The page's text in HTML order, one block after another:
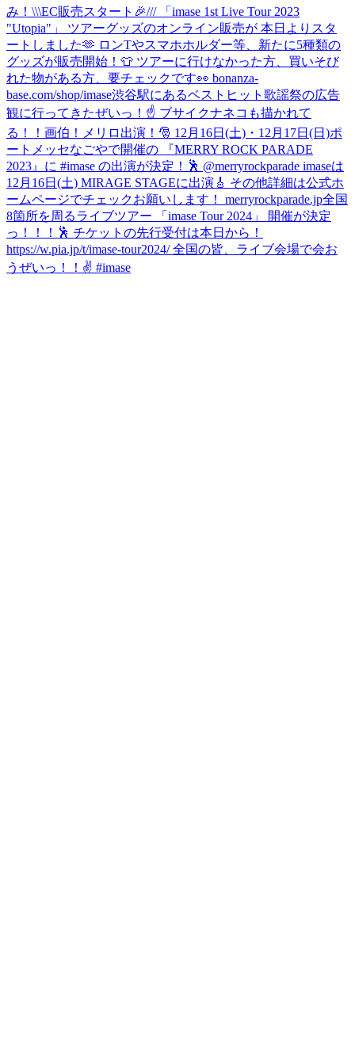
み！ \\\EC販売スタート🎉/// 「imase 1st Live Tour 2023
"Utopia"」 ツアーグッズのオンライン販売が 本日よりスタ
ートしました🫶 ロンTやスマホホルダー等、新たに5種類の
グッズが販売開始！👕 ツアーに行けなかった方、買いそび
れた物がある方、要チェックです👀 bonanza-
base.com/shop/imase渋谷駅にあるベストヒット歌謡祭の広告
観に行ってきたぜいっ！☝️ ブサイクナネコも描かれて
る！！画伯！
メリロ出演！🎅 12月16日(土)・12月17日(日)ポ
ートメッセなごやで開催の 『MERRY ROCK PARADE
2023』に #imase の出演が決定！🕺 @merryrockparade imaseは
12月16日(土) MIRAGE STAGEに出演🎸 その他詳細は公式ホ
ームページでチェックお願いします！ merryrockparade.jp全国
8箇所を周るライブツアー 「imase Tour 2024」 開催が決定
っ！！！🕺 チケットの先行受付は本日から！
https://w.pia.jp/t/imase-tour2024/ 全国の皆、ライブ会場で会お
うぜいっ！！✌️ #imase